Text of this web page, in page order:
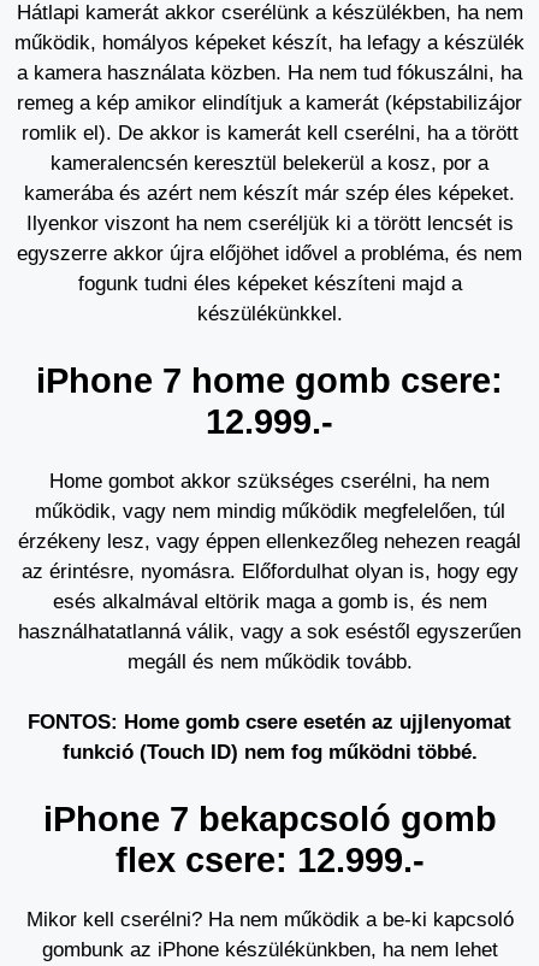
Hátlapi kamerát akkor cserélünk a készülékben, ha nem
működik, homályos képeket készít, ha lefagy a készülék
a kamera használata közben. Ha nem tud fókuszálni, ha
remeg a kép amikor elindítjuk a kamerát (képstabilizájor
romlik el). De akkor is kamerát kell cserélni, ha a törött
kameralencsén keresztül belekerül a kosz, por a
kamerába és azért nem készít már szép éles képeket.
Ilyenkor viszont ha nem cseréljük ki a törött lencsét is
egyszerre akkor újra előjöhet idővel a probléma, és nem
fogunk tudni éles képeket készíteni majd a
készülékünkkel.
iPhone 7 home gomb csere:
12.999.-
Home gombot akkor szükséges cserélni, ha nem
működik, vagy nem mindig működik megfelelően, túl
érzékeny lesz, vagy éppen ellenkezőleg nehezen reagál
az érintésre, nyomásra. Előfordulhat olyan is, hogy egy
esés alkalmával eltörik maga a gomb is, és nem
használhatatlanná válik, vagy a sok eséstől egyszerűen
megáll és nem működik tovább.
FONTOS: Home gomb csere esetén az ujjlenyomat
funkció (Touch ID) nem fog működni többé.
iPhone 7 bekapcsoló gomb
flex csere: 12.999.-
Mikor kell cserélni? Ha nem működik a be-ki kapcsoló
gombunk az iPhone készülékünkben, ha nem lehet